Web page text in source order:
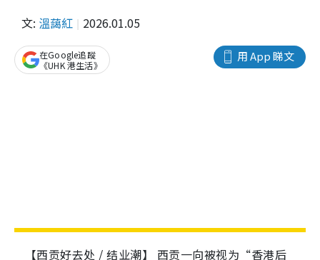
文: 溫藹紅 2026.01.05
用 App 睇文
在Google追蹤
《UHK 港生活》
【西贡好去处 / 结业潮】 西贡一向被视为“香港后